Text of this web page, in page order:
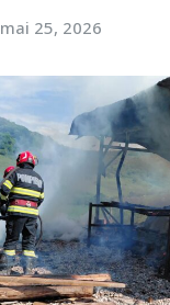
mai 25, 2026